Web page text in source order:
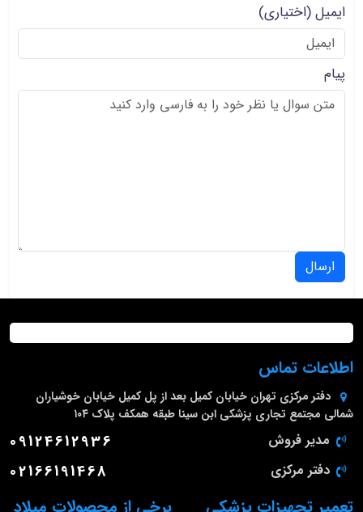
ایمیل(اختیاری)
پیام
ارسال
برخی از محصولات میلاد تعمیر تجهیزات پزشکی
اطلاعات تماس
دفتر مرکزی تهران خیابان کمیل بعد از پل کمیل خیابان خوشیاران
شمالی مجتمع تجاری پزشکی ابن سینا طبقه همکف پلاک ۱۰۴
مدیر فروش 09124612936
دفتر مرکزی 02166191468